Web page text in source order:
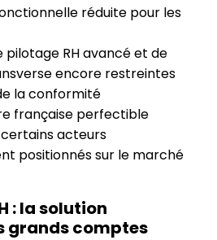
réduite pour les
pilotage RH avancé et de
encore restreintes
la conformité
française perfectible
acteurs
positionnés sur le marché
: la solution
grands comptes